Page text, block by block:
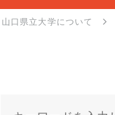
山口県立大学について